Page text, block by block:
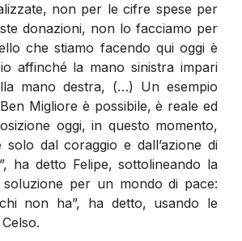
non per le cifre spese per
donazioni, non lo facciamo per
che stiamo facendo qui oggi è
affinché la mano sinistra impari
mano destra, (…) Un esempio
Migliore è possibile, è reale ed
oggi, in questo momento,
solo dal coraggio e dall’azione di
ha detto Felipe, sottolineando la
soluzione per un mondo di pace:
non ha”, ha detto, usando le